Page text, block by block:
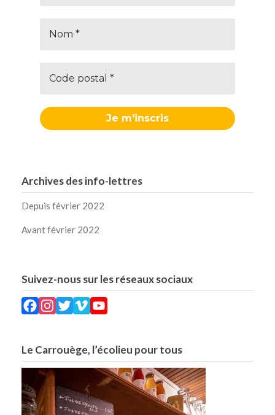
Archives des info-lettres
Depuis février 2022
Avant février 2022
Suivez-nous sur les réseaux sociaux
Facebook
Instagram
Twitter
Vimeo
Le Carrouège, l’écolieu pour tous